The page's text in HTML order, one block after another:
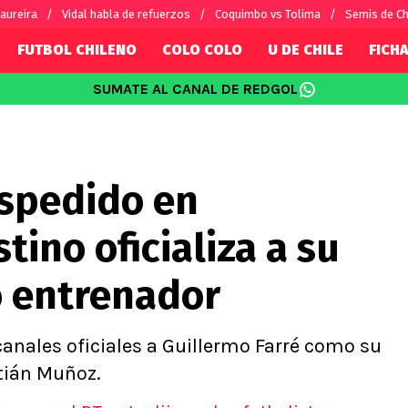
Vidal habla de refuerzos Coquimbo vs Tolima Semis de
por el mundo
Fútbol Argentino
Fútbol Brasileño
Premier
Serie A
FUTBOL CHILENO COLO COLO U DE CHILE
SUMATE AL CANAL DE REDGOL
en
oficializa a su
entrenador
oficiales a Guillermo Farré como su
Muñoz.